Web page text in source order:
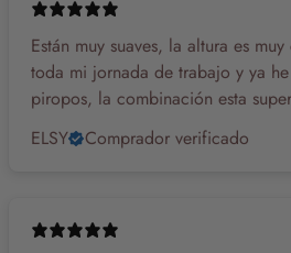
Están muy suaves, la altura es
toda mi jornada de trabajo y ya
piropos, la combinación esta
ELSY
Comprador verificado